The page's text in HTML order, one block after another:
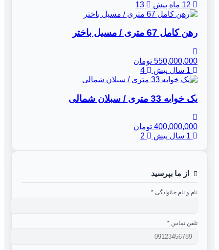
رهن کامل 67 متری / مسیل باختر
550,000,000 تومان
یک خوابه 33 متری / سبلان شمالی
400,000,000 تومان
از ما بپرسید
نام و نام خانوادگی *
تلفن تماس *